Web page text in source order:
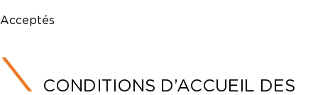
Acceptés
CONDITIONS D’ACCUEIL DES